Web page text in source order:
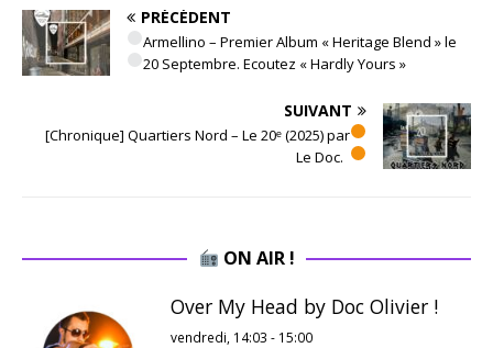
PRÉCÉDENT
Armellino – Premier Album « Heritage Blend » le
20 Septembre. Ecoutez « Hardly Yours »
SUIVANT
[Chronique] Quartiers Nord – Le 20ᵉ (2025) par
Le Doc.
ON AIR !
Over My Head by Doc Olivier !
vendredi, 14:03 - 15:00